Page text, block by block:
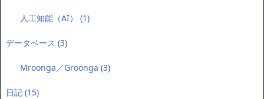
人工知能（AI）(1)
データベース (3)
Mroonga／Groonga(3)
日記 (15)